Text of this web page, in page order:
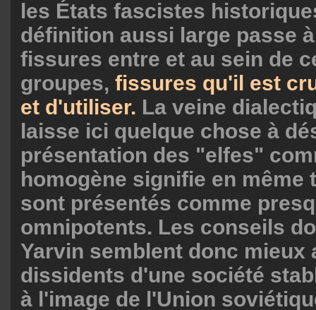
les États fascistes
définition aussi large passe
fissures entre et au sein de
groupes, fissures qu'il est
et d'utiliser. La veine
laisse ici quelque chose à
présentation des "elfes"
homogène signifie en même
sont présentés comme
omnipotents. Les conseils
Yarvin semblent donc mieux
dissidents d'une société
à l'image de l'Union